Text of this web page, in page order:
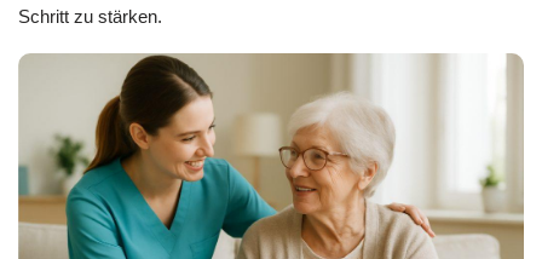
Schritt zu stärken.